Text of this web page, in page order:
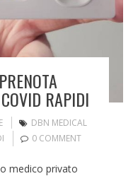
RAPIDI
DBN MEDICAL
0 COMMENT
medico privato